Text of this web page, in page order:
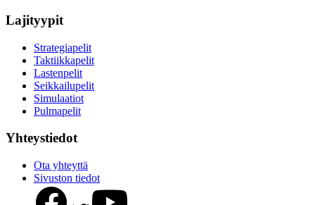
Lajityypit
Strategiapelit
Taktiikkapelit
Lastenpelit
Seikkailupelit
Simulaatiot
Pulmapelit
Yhteystiedot
Ota yhteyttä
Sivuston tiedot